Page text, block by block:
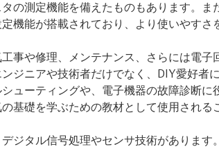
の測定機能を備えたものもあります。
機能が搭載されており、より使いやすさ
事や修理、メンテナンス、さらには電
ジニアや技術者だけでなく、DIY愛好者
ューティングや、電子機器の故障診断
基礎を学ぶための教材として使用される
ジタル信号処理やセンサ技術があります